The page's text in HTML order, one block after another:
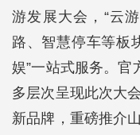
游发展大会，“云
路、智慧停车等板
娱”一站式服务。官
多层次呈现此次大
新品牌，重磅推介